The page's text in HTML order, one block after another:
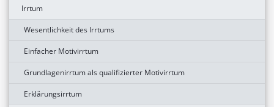
Irrtum
Wesentlichkeit des Irrtums
Einfacher Motivirrtum
Grundlagenirrtum als qualifizierter Motivirrtum
Erklärungsirrtum